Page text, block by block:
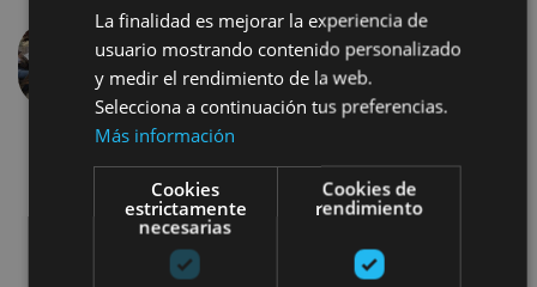
Previous
La finalidad es mejorar la experiencia de
usuario mostrando contenido personalizado
y medir el rendimiento de la web.
Selecciona a continuación tus preferencias.
Más información
Cookies
estrictamente
necesarias
Cookies de
rendimiento